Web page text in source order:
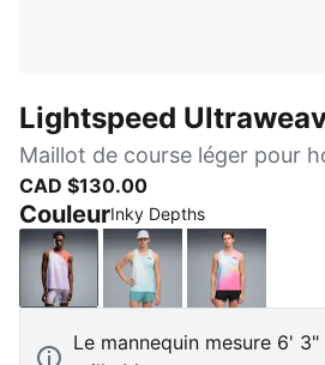
Lightspeed
Maillot de course léger pour
CAD $130.00
CouleurInky Depths
Inky DepthsFresh WaterPoison Pink
Le mannequin mesure 6'